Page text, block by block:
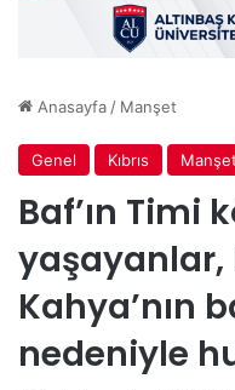
Anasayfa/ Manşet
Genel Kıbrıs
Baf’ın Timi
yaşayanlar,
Kahya’nın
nedeniyle